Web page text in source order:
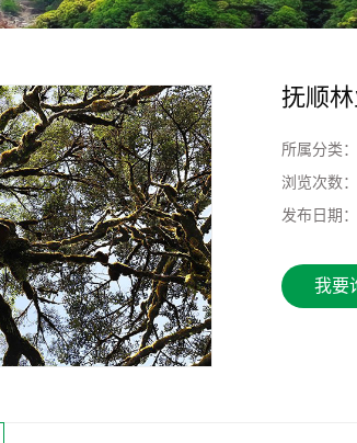
抚顺
所属分类：
浏览次数：
发布日期：
我要